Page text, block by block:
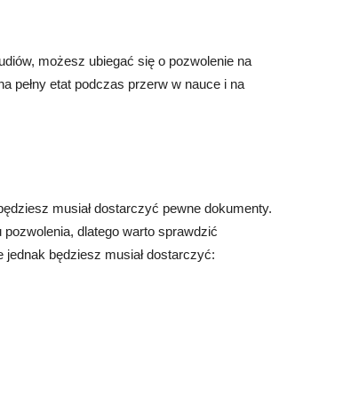
możesz ubiegać się o pozwolenie na
pełny etat podczas przerw w nauce i na
musiał dostarczyć pewne dokumenty.
dlatego warto sprawdzić
będziesz musiał dostarczyć: